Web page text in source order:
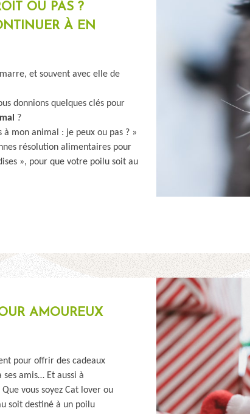
OU PAS ?
À EN
et souvent avec elle de
donnions quelques clés pour
?
à mon animal : je peux ou pas ? »
résolution alimentaires pour
», pour que votre poilu soit au
AMOUREUX
pour offrir des cadeaux
amis… Et aussi à
vous soyez Cat lover ou
soit destiné à un poilu